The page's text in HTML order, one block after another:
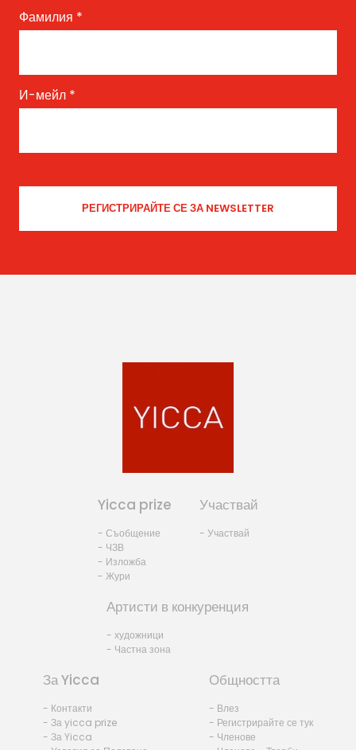
Фамилия *
И-мейл *
Yicca prize
- Съобщение
- ЧЗВ
- Изложба
- Жури
Участвай
- Участвай
Артисти в конкуренция
- художници
- Частна зона
За Yicca
- Контакти
- За yicca prize
- За Yicca
Общността
- Влез
- Регистрирайте се тук
- Членове